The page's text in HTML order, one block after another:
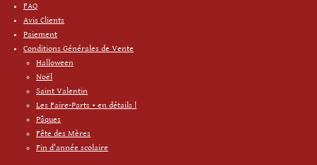
FAQ
Avis Clients
Paiement
Conditions Générales de Vente
Halloween
Noël
Saint Valentin
Les Faire-Parts + en détails !
Pâques
Fête des Mères
Fin d'année scolaire